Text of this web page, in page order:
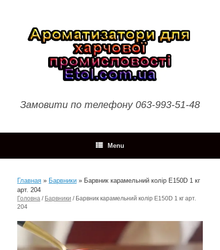
Замовити по телефону 063-993-51-48
Menu
Главная » Барвники » Барвник карамельний колір E150D 1 кг
арт. 204
Головна / Барвники / Барвник карамельний колір E150D 1 кг арт.
204